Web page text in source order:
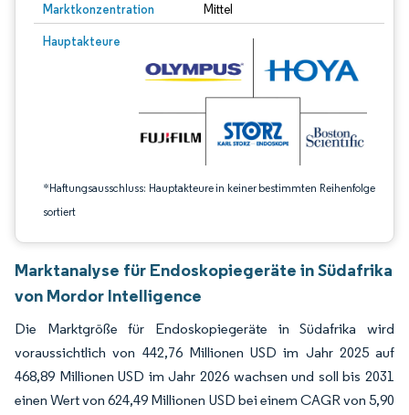
Marktkonzentration Mittel
Hauptakteure
*Haftungsausschluss: Hauptakteure in keiner bestimmten Reihenfolge
sortiert
Bild © Mordor Intelligence. Wiederverwendung erfordert Namensnennung
Marktanalyse für Endoskopiegeräte in Südafrika
von Mordor Intelligence
Die Marktgröße für Endoskopiegeräte in Südafrika wird
voraussichtlich von 442,76 Millionen USD im Jahr 2025 auf
468,89 Millionen USD im Jahr 2026 wachsen und soll bis 2031
einen Wert von 624,49 Millionen USD bei einem CAGR von 5,90